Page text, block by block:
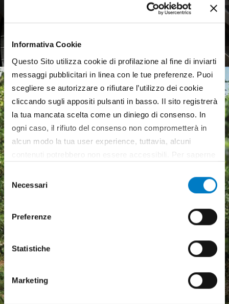
Informativa Cookie
Questo Sito utilizza cookie di profilazione al fine di inviarti
messaggi pubblicitari in linea con le tue preferenze. Puoi
scegliere se autorizzare o rifiutare l’utilizzo dei cookie
cliccando sugli appositi pulsanti in basso. Il sito registrerà
la tua mancata scelta come un diniego di consenso. In
ogni caso, il rifiuto del consenso non comprometterà in
alcun modo la tua user experience, tuttavia, alcuni
all’utilizzo di tutti, o solamente di alcuni di essi, ti
Selezione
del
consenso
Necessari
Preferenze
Statistiche
Marketing
Agricultural tyres, a weak
Agricultural machinery, a
economic uncertainty
weighs heavily